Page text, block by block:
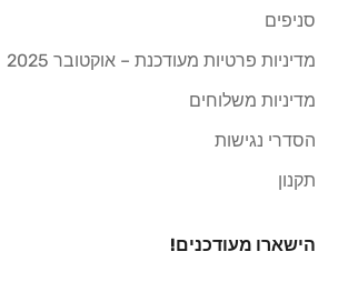
סניפים
מדיניות פרטיות מעודכנת – אוקטובר 2025
מדיניות משלוחים
הסדרי נגישות
תקנון
הישארו מעודכנים!